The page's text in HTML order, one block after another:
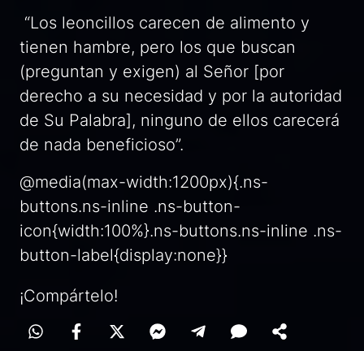
“Los leoncillos carecen de alimento y
tienen hambre, pero los que buscan
(preguntan y exigen) al Señor [por
derecho a su necesidad y por la autoridad
de Su Palabra], ninguno de ellos carecerá
de nada beneficioso”.
@media(max-width:1200px){.ns-
buttons.ns-inline .ns-button-
icon{width:100%}.ns-buttons.ns-inline .ns-
button-label{display:none}}
¡Compártelo!